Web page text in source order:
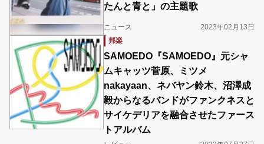
たんと青と」の主題歌
ニュース
2023年02月13日
邦楽
SAMOEDO『SAMOEDO』元シャ
ムキャッツ菅原、ミツメ
nakayaan、ネバヤン鈴木、沼澤成
毅からなるバンドがファンクネスと
サイケデリアを融合させたファース
トアルバム